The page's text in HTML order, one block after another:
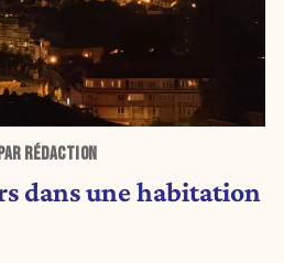
RÉDACTION
dans une habitation